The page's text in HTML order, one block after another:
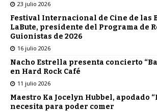
23 julio 2026
Festival Internacional de Cine de las
LaBute, presidente del Programa de
Guionistas de 2026
16 julio 2026
Nacho Estrella presenta concierto
en Hard Rock Café
11 julio 2026
Maestro Ka Jocelyn Hubbel, apodado
necesita para poder comer